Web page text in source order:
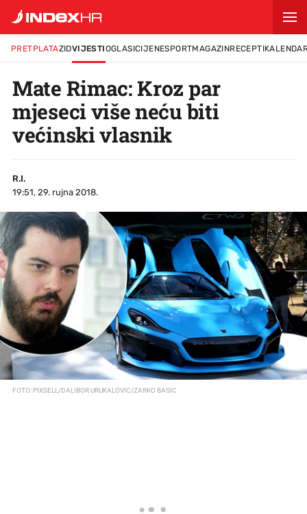
PRETPLATAZIDVIJESTIOGLASICIJENESPORTMAGAZINRECEPTI
Mate Rimac: Kroz par
mjeseci više neću biti
većinski vlasnik
R.I.
19:51, 29. rujna 2018.
FOTO: PIXSELL/DALIBOR URUKALOVIC/ZARKO BASIC